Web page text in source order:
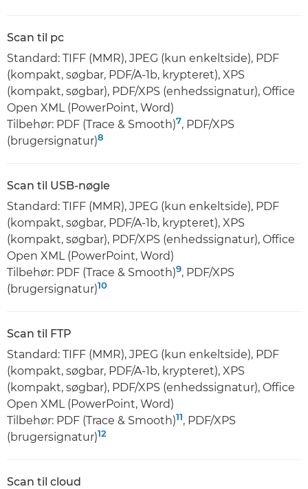
Scan til pc
Standard: TIFF (MMR), JPEG (kun enkeltside), PDF
(kompakt, søgbar, PDF/A-1b, krypteret), XPS
(kompakt, søgbar), PDF/XPS (enhedssignatur), Office
Open XML (PowerPoint, Word)
Tilbehør: PDF (Trace & Smooth)7, PDF/XPS
(brugersignatur)8
Scan til USB-nøgle
Standard: TIFF (MMR), JPEG (kun enkeltside), PDF
(kompakt, søgbar, PDF/A-1b, krypteret), XPS
(kompakt, søgbar), PDF/XPS (enhedssignatur), Office
Open XML (PowerPoint, Word)
Tilbehør: PDF (Trace & Smooth)9, PDF/XPS
(brugersignatur)10
Scan til FTP
Standard: TIFF (MMR), JPEG (kun enkeltside), PDF
(kompakt, søgbar, PDF/A-1b, krypteret), XPS
(kompakt, søgbar), PDF/XPS (enhedssignatur), Office
Open XML (PowerPoint, Word)
Tilbehør: PDF (Trace & Smooth)11, PDF/XPS
(brugersignatur)12
Scan til cloud